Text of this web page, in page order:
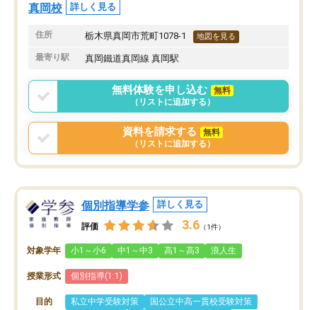
オススメしたいです。
真岡校 詳しく見る
住所 栃木県真岡市荒町1078-1 地図を見る
最寄り駅 真岡鐵道真岡線 真岡駅
無料体験を申し込む
無料
（リストに追加する）
資料を請求する
無料
（リストに追加する）
個別指導学参 詳しく見る
評価 3.6 （1件）
対象学年 小1～小6 中1～中3 高1～高3 浪人生
授業形式 個別指導(1:1)
目的 私立中学受験対策
国公立中高一貫校受験対策